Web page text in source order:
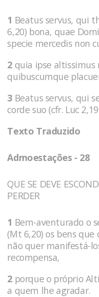
1 Beatus servus, qui
6,20) bona, quae
specie mercedis non
2 quia ipse
quibuscumque
3 Beatus servus, qui
corde suo (cfr. Luc
Texto Traduzido
Admoestações - 28
QUE SE DEVE
PERDER
1 Bem-aventurado o
(Mt 6,20) os bens
não quer manifestá-
recompensa,
2 porque o próprio
a quem lhe agradar.